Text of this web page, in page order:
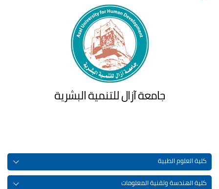
جامعة آزال للتنمية البشرية
كلية العلوم الطبية
كلية الهندسة وتقنية المعلومات